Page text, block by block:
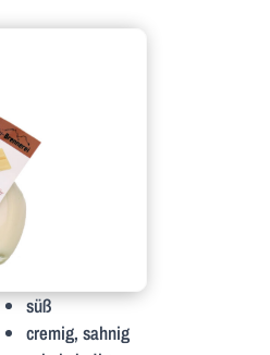
süß
cremig, sahnig